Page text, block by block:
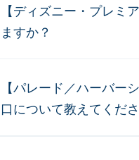
【ディズニー・プレミ
ますか？
【パレード／ハーバー
口について教えてくだ